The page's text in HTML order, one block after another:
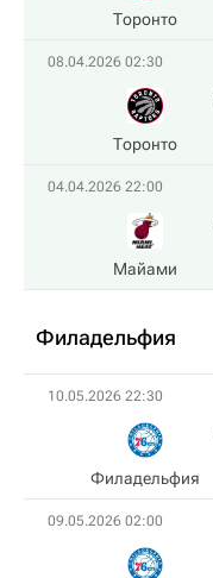
Торонто
08.04.2026 02:30
Торонто
04.04.2026 22:00
Майами
Филадельфия
10.05.2026 22:30
Филадельфия
09.05.2026 02:00